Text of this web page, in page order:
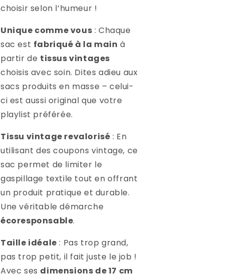
choisir selon l’humeur !
Unique comme vous : Chaque
sac est fabriqué à la main à
partir de tissus vintages
choisis avec soin. Dites adieu aux
sacs produits en masse – celui-
ci est aussi original que votre
playlist préférée.
Tissu vintage revalorisé : En
utilisant des coupons vintage, ce
sac permet de limiter le
gaspillage textile tout en offrant
un produit pratique et durable.
Une véritable démarche
écoresponsable.
Taille idéale : Pas trop grand,
pas trop petit, il fait juste le job !
Avec ses dimensions de 17 cm